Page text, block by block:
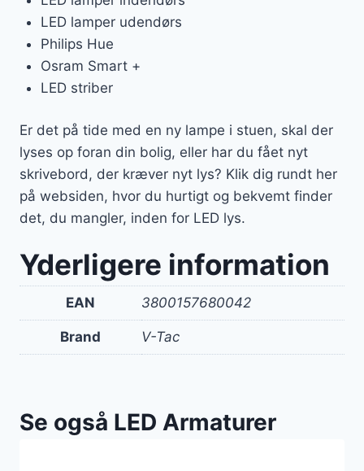
LED lamper udendørs
Philips Hue
Osram Smart +
LED striber
Er det på tide med en ny lampe i stuen, skal der
lyses op foran din bolig, eller har du fået nyt
skrivebord, der kræver nyt lys? Klik dig rundt her
på websiden, hvor du hurtigt og bekvemt finder
det, du mangler, inden for LED lys.
Yderligere information
EAN 3800157680042
Brand V-Tac
Se også LED Armaturer